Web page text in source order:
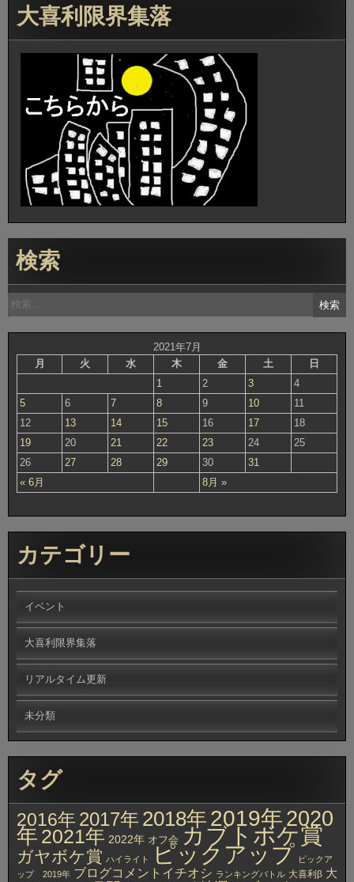
大喜利限界集落
検索
検
索:
2021年7月
月
火 水 木 金 土 日
« 6月 8月 »
1 2 3
4
5
6 7 8 9 10
11
12
13 14 15 16 17
18
19
20 21 22 23 24
25
26
27 28 29 30 31
カテゴリー
イベント
大喜利限界集落
リアルタイム更新
未分類
タグ
2016年 2017年 2018年 2019年2020
年 2021年 2022年 オフ会 カブトボケ賞
ガヤボケ賞 ハイライト ピックアップ ピックア
ップ 2019年 ブログコメントイチオシ ランキングバトル 大喜利β 大